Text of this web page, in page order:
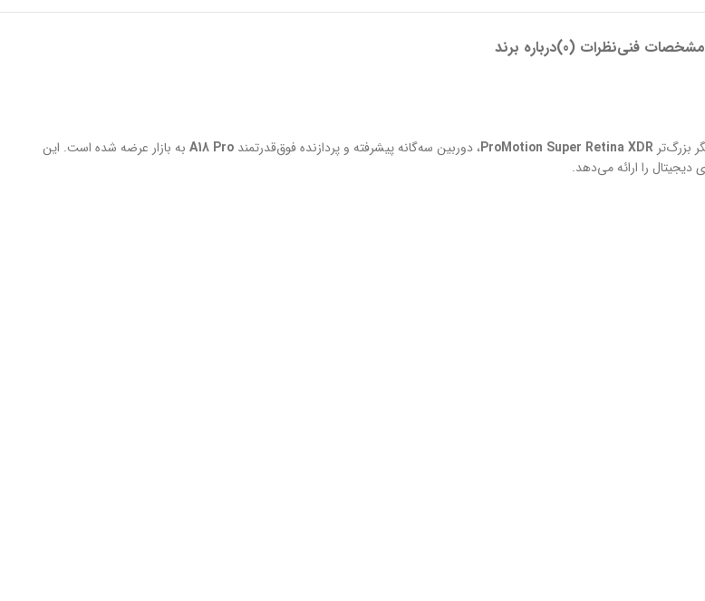
مشخصات فنینظرات (0) درباره برند
ProMotion Super Retina XDR، دوربین سه‌گانه پیشرفته و پردازنده فوق‌قدرتمند A18 Pro به بازار عرضه شده است. این